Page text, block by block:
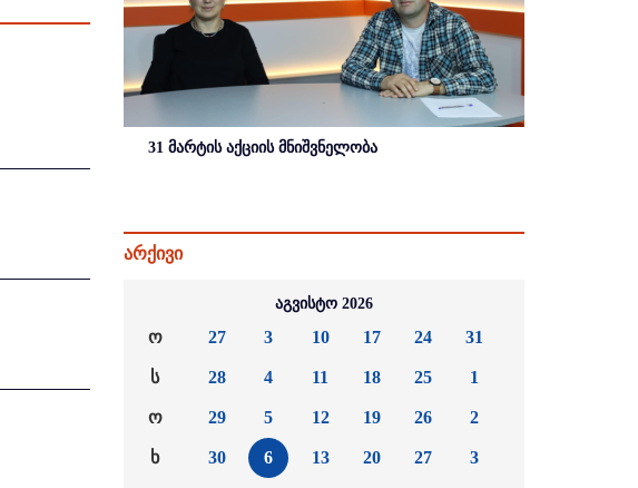
31 მარტის აქციის მნიშვნელობა
არქივი
აგვისტო 2026
ო
ს
ო
ხ
27
28
29
30
3
4
5
6
10
11
12
13
17
18
19
20
24
25
26
27
31
1
2
3